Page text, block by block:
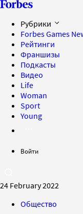
Рубрики
Forbes Games
Рейтинги
Франшизы
Подкасты
Видео
Life
Woman
Sport
Young
Войти
24 February 2022
Общество